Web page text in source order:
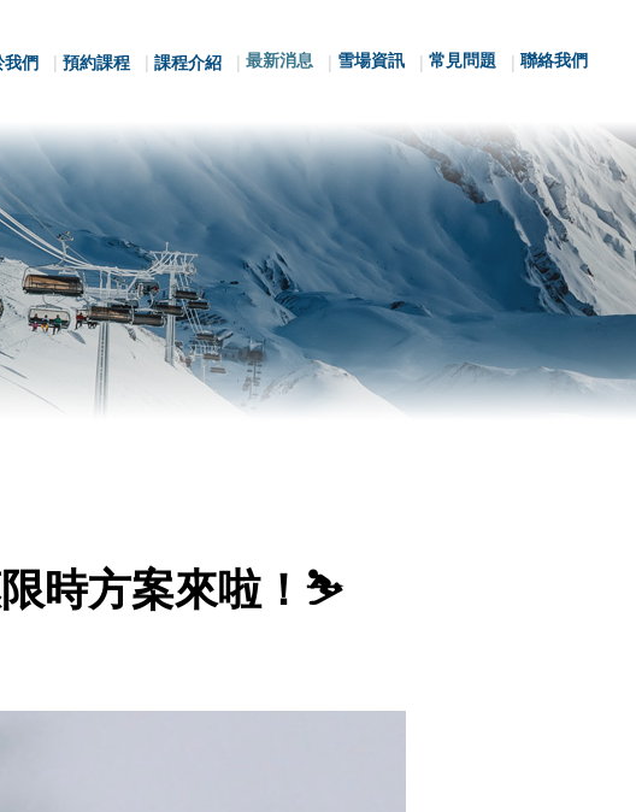
我們 預約課程 課程介紹 最新消息 雪場資訊 常見問題 聯絡我們
時方案來啦！⛷️